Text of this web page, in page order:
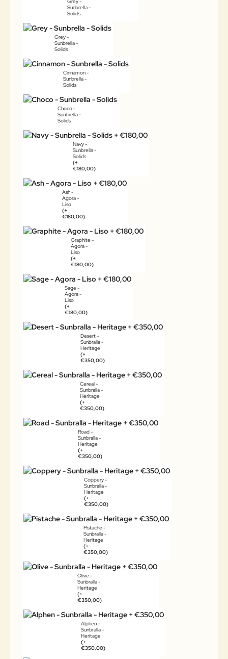
Grey -
Sunbrella -
Solids
Grey -
Sunbrella -
Solids
Cinnamon -
Sunbrella -
Solids
Choco -
Sunbrella -
Solids
Navy -
Sunbrella -
Solids
(+
€180,00)
Ash -
Agora -
Liso
(+
€180,00)
Graphite -
Agora -
Liso
(+
€180,00)
Sage -
Agora -
Liso
(+
€180,00)
Desert -
Sunbralla -
Heritage
(+
€350,00)
Cereal -
Sunbralla -
Heritage
(+
€350,00)
Road -
Sunbralla -
Heritage
(+
€350,00)
Coppery -
Sunbralla -
Heritage
(+
€350,00)
Pistache -
Sunbralla -
Heritage
(+
€350,00)
Olive -
Sunbralla -
Heritage
(+
€350,00)
Alphen -
Sunbralla -
Heritage
(+
€350,00)